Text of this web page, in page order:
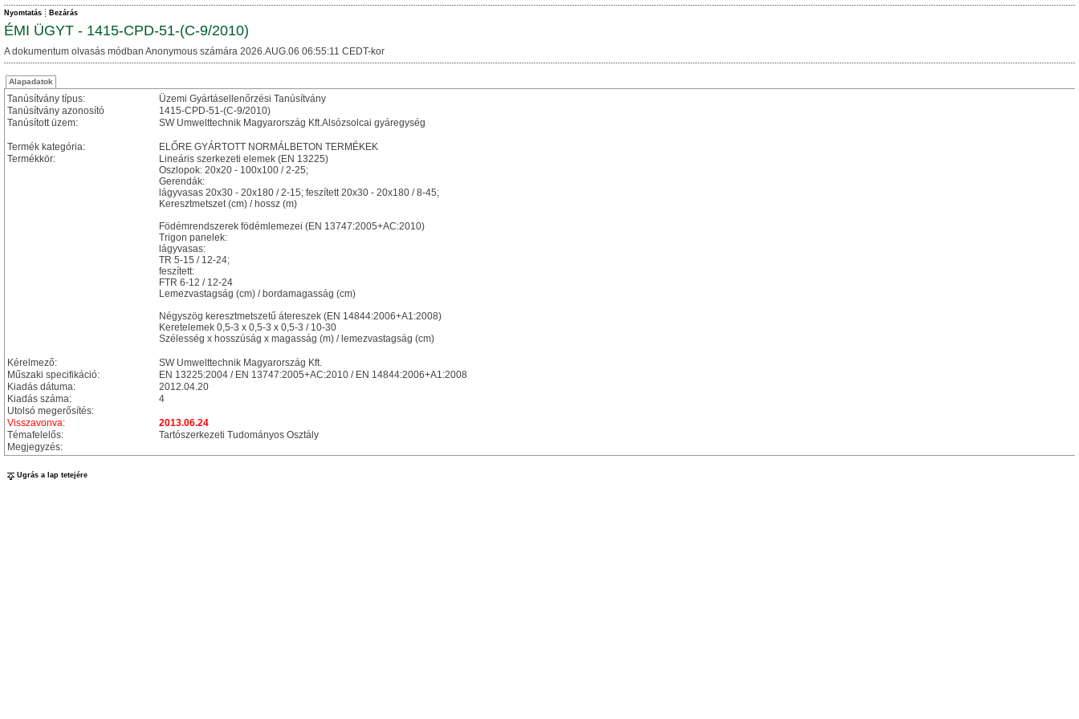
Nyomtatás Bezárás
ÉMI ÜGYT - 1415-CPD-51-(C-9/2010)
A dokumentum olvasás módban Anonymous számára 2026.AUG.06 06:55:11 CEDT-kor
Alapadatok
Tanúsítvány típus:
Üzemi Gyártásellenőrzési Tanúsítvány
Tanúsítvány azonosító
1415-CPD-51-(C-9/2010)
Tanúsított üzem:
SW Umwelttechnik Magyarország Kft.Alsózsolcai gyáregység
Termék kategória:
ELŐRE GYÁRTOTT NORMÁLBETON TERMÉKEK
Termékkör:
Lineáris szerkezeti elemek (EN 13225)
Oszlopok: 20x20 - 100x100 / 2-25;
Gerendák:
lágyvasas 20x30 - 20x180 / 2-15; feszített 20x30 - 20x180 / 8-45;
Keresztmetszet (cm) / hossz (m)
Födémrendszerek födémlemezei (EN 13747:2005+AC:2010)
Trigon panelek:
lágyvasas:
TR 5-15 / 12-24;
feszített:
FTR 6-12 / 12-24
Lemezvastagság (cm) / bordamagasság (cm)
Négyszög keresztmetszetű átereszek (EN 14844:2006+A1:2008)
Keretelemek 0,5-3 x 0,5-3 x 0,5-3 / 10-30
Szélesség x hosszúság x magasság (m) / lemezvastagság (cm)
Kérelmező:
SW Umwelttechnik Magyarország Kft.
Műszaki specifikáció:
EN 13225:2004 / EN 13747:2005+AC:2010 / EN 14844:2006+A1:2008
Kiadás dátuma:
2012.04.20
Kiadás száma:
4
Utolsó megerősítés:
Visszavonva:
2013.06.24
Témafelelős:
Tartószerkezeti Tudományos Osztály
Megjegyzés:
Ugrás a lap tetejére